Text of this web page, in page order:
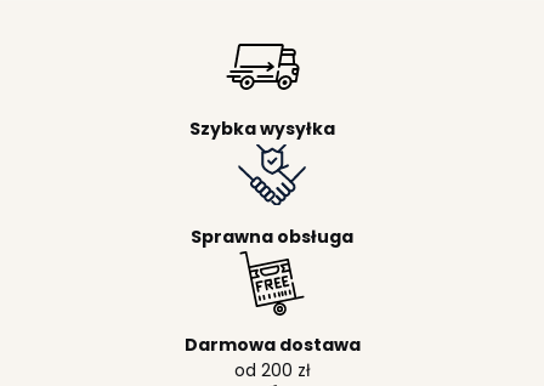
Szybka wysyłka
Sprawna obsługa
Darmowa dostawa
od 200 zł